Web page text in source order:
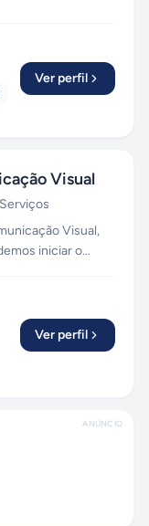
Ver perfil
Visual
Visual,
iniciar o
acrílico, mdf,
com
sinalização
em paredes,
Ver perfil
ANÚNCIO